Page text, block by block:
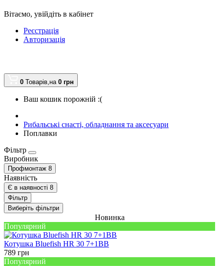
Вітаємо, увійдіть в кабінет
Реєстрація
Авторизація
0 Товарів,на 0 грн
Ваш кошик порожній :(
Рибальські снасті, обладнання та аксесуари
Поплавки
Фільтр
Виробник
Профмонтаж 8
Наявність
Є в наявності 8
Фільтр
Виберіть фільтри
Новинка
Популярний
Котушка Bluefish HR 30 7+1BB
789 грн
Популярний